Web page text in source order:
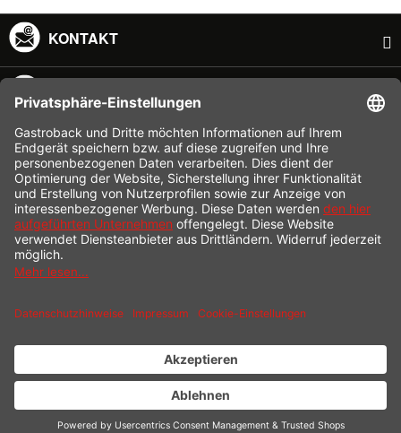
KONTAKT
INFORMATION
SHOP SERVICE
VERSAND
* Alle Preise inkl. gesetzl. Mehrwertsteuer zzgl.
Nachnahmegebühren, wenn nicht anders beschrieben